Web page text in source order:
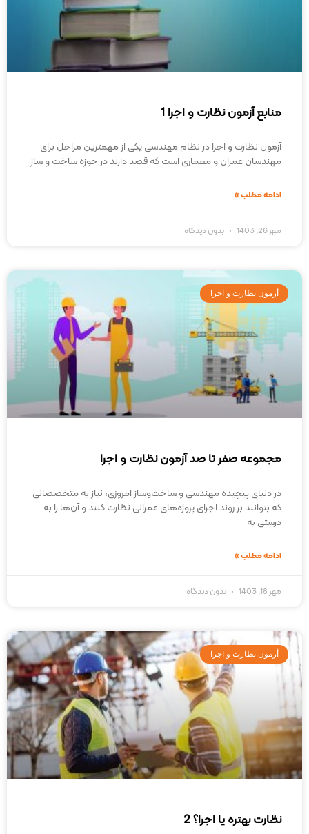
منابع آزمون نظارت و اجرا 1
آزمون نظارت و اجرا در نظام مهندسی یکی از مهمترین مراحل برای
مهندسان عمران و معماری است که قصد دارند در حوزه ساخت و ساز
ادامه مطلب »
مهر 26, 1403 بدون دیدگاه
أزمون نظارت و اجرا
مجموعه صفر تا صد آزمون نظارت و اجرا
در دنیای پیچیده‌ مهندسی و ساخت‌وساز امروزی، نیاز به متخصصانی
که بتوانند بر روند اجرای پروژه‌های عمرانی نظارت کنند و آن‌ها را به
درستی به
ادامه مطلب »
مهر 18, 1403 بدون دیدگاه
أزمون نظارت و اجرا
نظارت بهتره یا اجرا؟ 2